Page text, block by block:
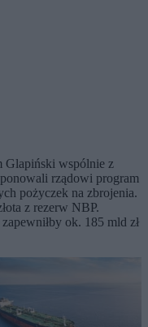
Glapiński wspólnie z
rządowi program
pożyczek na zbrojenia.
z rezerw NBP.
ok. 185 mld zł